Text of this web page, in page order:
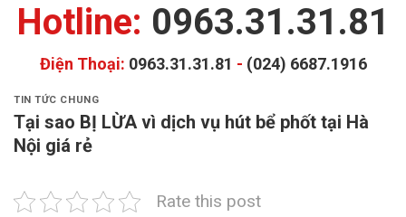
Hotline: 0963.31.31.81
Điện Thoại: 0963.31.31.81 - (024) 6687.1916
TIN TỨC CHUNG
Tại sao BỊ LỪA vì dịch vụ hút bể phốt tại Hà
Nội giá rẻ
Rate this post